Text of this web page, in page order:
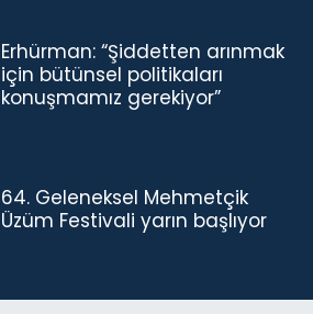
Erhürman: “Şiddetten arınmak
için bütünsel politikaları
konuşmamız gerekiyor”
64. Geleneksel Mehmetçik
Üzüm Festivali yarın başlıyor